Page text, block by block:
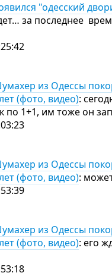
"одесский
за последнее
из Одессы
(фото, видео):
по 1+1, им тоже он
из Одессы
(фото, видео):
из Одессы
(фото, видео): его